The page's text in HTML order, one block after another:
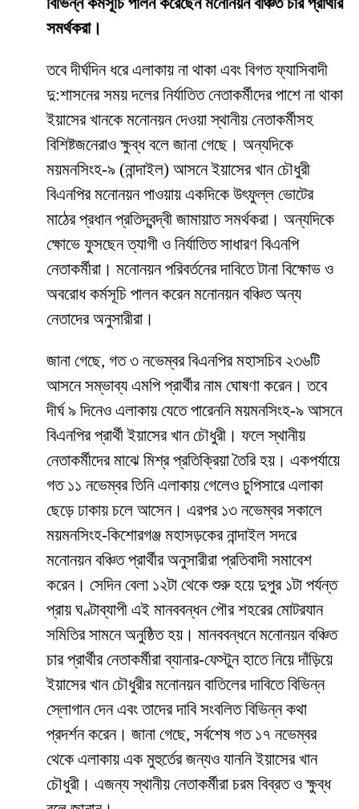
সমর্থকরা।
তবে দীর্ঘদিন ধরে এলাকায় না থাকা এবং বিগত ফ্যাসিবাদী
দু:শাসনের সময় দলের নির্যাতিত নেতাকর্মীদের পাশে না থাকা
ইয়াসের খানকে মনোনয়ন দেওয়া স্থানীয় নেতাকর্মীসহ
বিশিষ্টজনেরাও ক্ষুব্ধ বলে জানা গেছে। অন্যদিকে
ময়মনসিংহ-৯ (নান্দাইল) আসনে ইয়াসের খান চৌধুরী
বিএনপির মনোনয়ন পাওয়ায় একদিকে উৎফুল্ল ভোটের
মাঠের প্রধান প্রতিদ্বন্দ্বী জামায়াত সমর্থকরা। অন্যদিকে
ক্ষোভে ফুসছেন ত্যাগী ও নির্যাতিত সাধারণ বিএনপি
নেতাকর্মীরা। মনোনয়ন পরিবর্তনের দাবিতে টানা বিক্ষোভ ও
অবরোধ কর্মসূচি পালন করেন মনোনয়ন বঞ্চিত অন্য
নেতাদের অনুসারীরা।
জানা গেছে, গত ৩ নভেম্বর বিএনপির মহাসচিব ২৩৬টি
আসনে সম্ভাব্য এমপি প্রার্থীর নাম ঘোষণা করেন। তবে
দীর্ঘ ৯ দিনেও এলাকায় যেতে পারেননি ময়মনসিংহ-৯ আসনে
বিএনপির প্রার্থী ইয়াসের খান চৌধুরী। ফলে স্থানীয়
নেতাকর্মীদের মাঝে মিশ্র প্রতিক্রিয়া তৈরি হয়। একপর্যায়ে
গত ১১ নভেম্বর তিনি এলাকায় গেলেও চুপিসারে এলাকা
ছেড়ে ঢাকায় চলে আসেন। এরপর ১৩ নভেম্বর সকালে
ময়মনসিংহ-কিশোরগঞ্জ মহাসড়কের নান্দাইল সদরে
মনোনয়ন বঞ্চিত প্রার্থীর অনুসারীরা প্রতিবাদী সমাবেশ
করেন। সেদিন বেলা ১২টা থেকে শুরু হয়ে দুপুর ১টা পর্যন্ত
প্রায় ঘণ্টাব্যাপী এই মানববন্ধন পৌর শহরের মোটরযান
সমিতির সামনে অনুষ্ঠিত হয়। মানববন্ধনে মনোনয়ন বঞ্চিত
চার প্রার্থীর নেতাকর্মীরা ব্যানার-ফেস্টুন হাতে নিয়ে দাঁড়িয়ে
ইয়াসের খান চৌধুরীর মনোনয়ন বাতিলের দাবিতে বিভিন্ন
স্লোগান দেন এবং তাদের দাবি সংবলিত বিভিন্ন কথা
প্রদর্শন করেন। জানা গেছে, সর্বশেষ গত ১৭ নভেম্বর
থেকে এলাকায় এক মুহুর্তের জন্যও যাননি ইয়াসের খান
চৌধুরী। এজন্য স্থানীয় নেতাকর্মীরা চরম বিব্রত ও ক্ষুব্ধ